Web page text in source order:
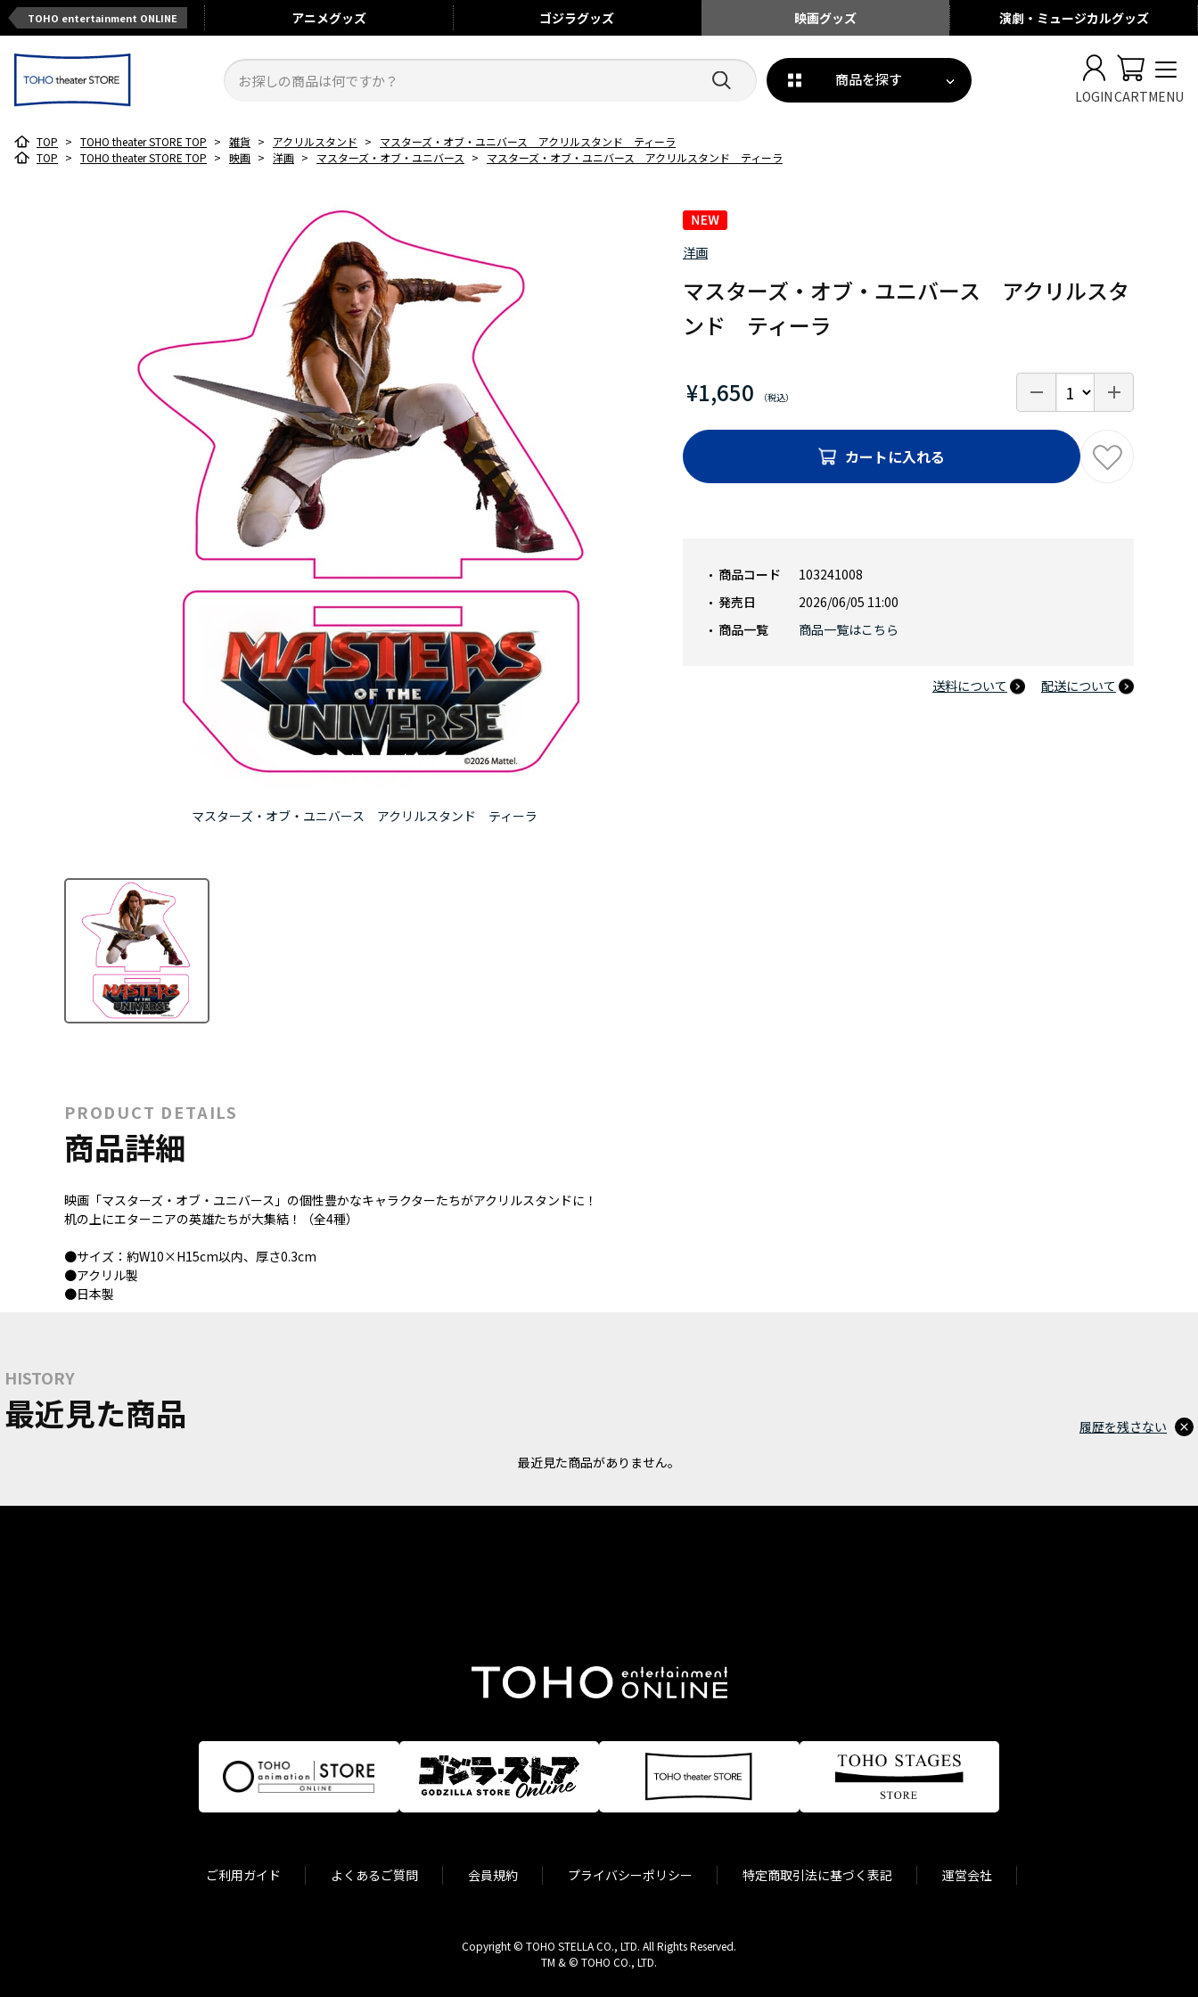
TOHO entertainment ONLINE アニメグッズ ゴジラグッズ 映画グッズ 演劇・ミュージカルグッズ
商品を探す
LOGINCARTMENU
TOP > TOHO theater STORE TOP > 雑貨 > アクリルスタンド >
マスターズ・オブ・ユニバース アクリルスタンド ティーラ
TOP > TOHO theater STORE TOP > 映画 > 洋画 > マスターズ・オブ・ユニバース > マスターズ・オブ・ユニバース アクリルスタンド ティーラ
マスターズ・オブ・ユニバース アクリルスタンド ティーラ
洋画
マスターズ・オブ・ユニバース アクリルスタ
ンド ティーラ
¥1,650
商品コード
103241008
発売日
2026/06/05 11:00
商品一覧
商品一覧はこちら
送料について 配送について
カートに入れる
PRODUCT DETAILS
商品詳細
映画「マスターズ・オブ・ユニバース」の個性豊かなキャラクターたちがアクリルスタンドに！
机の上にエターニアの英雄たちが大集結！（全4種）
●サイズ：約W10×H15cm以内、厚さ0.3cm
●アクリル製
●日本製
HISTORY
最近見た商品
最近見た商品がありません。
履歴を残さない
ご利用ガイド よくあるご質問 会員規約 プライバシーポリシー 特定商取引法に基づく表記 運営会社
Copyright © TOHO STELLA CO., LTD. All Rights Reserved.
TM & © TOHO CO., LTD.